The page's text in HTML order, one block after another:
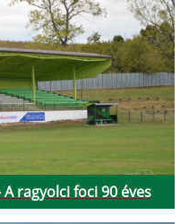
A ragyolci foci 90 éves